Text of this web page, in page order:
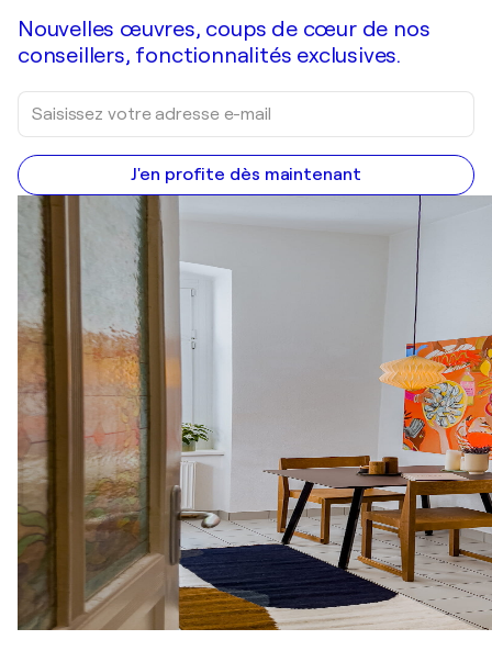
Nouvelles œuvres, coups de cœur de nos
conseillers, fonctionnalités exclusives.
J'en profite dès maintenant